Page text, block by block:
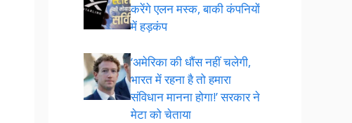
करेंगे एलन मस्क, बाकी कंपनियों
में हड़कंप
‘अमेरिका की धौंस नहीं चलेगी,
भारत में रहना है तो हमारा
संविधान मानना होगा!’ सरकार ने
मेटा को चेताया